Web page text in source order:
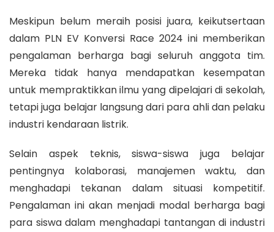
Meskipun belum meraih posisi juara, keikutsertaan
dalam PLN EV Konversi Race 2024 ini memberikan
pengalaman berharga bagi seluruh anggota tim.
Mereka tidak hanya mendapatkan kesempatan
untuk mempraktikkan ilmu yang dipelajari di sekolah,
tetapi juga belajar langsung dari para ahli dan pelaku
industri kendaraan listrik.
Selain aspek teknis, siswa-siswa juga belajar
pentingnya kolaborasi, manajemen waktu, dan
menghadapi tekanan dalam situasi kompetitif.
Pengalaman ini akan menjadi modal berharga bagi
para siswa dalam menghadapi tantangan di industri